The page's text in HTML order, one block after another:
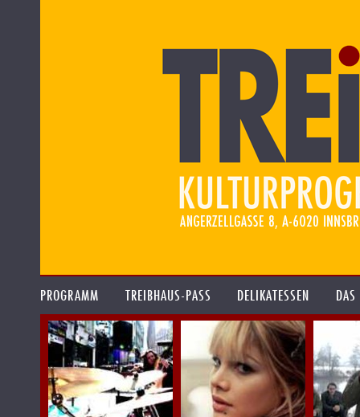
PROGRAMM TREIBHAUS-PASS DELIKATESSEN